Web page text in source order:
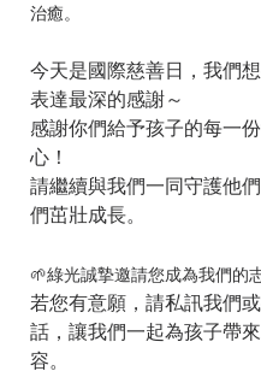
治癒。
今天是國際慈善日，我們
表達最深的感謝～
感謝你們給予孩子的每一
心！
請繼續與我們一同守護他
們茁壯成長。
🌱綠光誠摯邀請您成為我們的
若您有意願，請私訊我們
話，讓我們一起為孩子帶
容。